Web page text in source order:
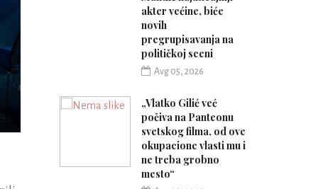
akter većine, biće
novih
pregrupisavanja na
političkoj sceni
Avg 05, 2026
„Vlatko Gilić već
počiva na Panteonu
svetskog filma, od ove
okupacione vlasti mu i
ne treba grobno
mesto“